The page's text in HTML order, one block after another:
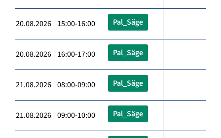
20.08.2026 15:00-16:00 Pal_Säge
20.08.2026 16:00-17:00 Pal_Säge
21.08.2026 08:00-09:00 Pal_Säge
21.08.2026 09:00-10:00 Pal_Säge